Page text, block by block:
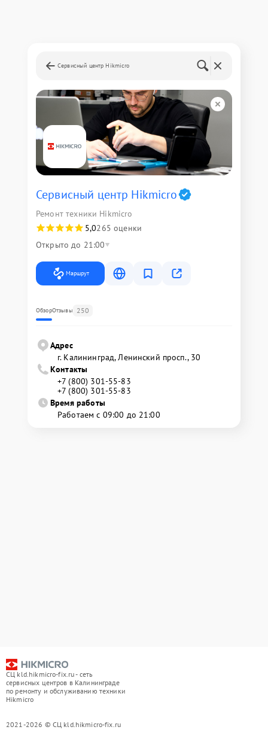
Сервисный центр Hikmicro
Сервисный центр Hikmicro
Ремонт техники Hikmicro
5,0265 оценки
Открыто до 21:00
Маршрут
ОбзорОтзывы 250
Адрес
г. Калининград, Ленинский просп., 30
Контакты
+7 (800) 301-55-83
+7 (800) 301-55-83
Время работы
Работаем с 09:00 до 21:00
СЦ kld.hikmicro-fix.ru - сеть
сервисных центров в Калининграде
по ремонту и обслуживанию техники
Hikmicro
2021-2026 © СЦ kld.hikmicro-fix.ru